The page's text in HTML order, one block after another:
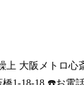
上 大阪メトロ